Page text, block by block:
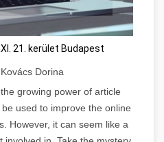
21. kerület Budapest
Dorina
growing power of article
used to improve the online
However, it can seem like a